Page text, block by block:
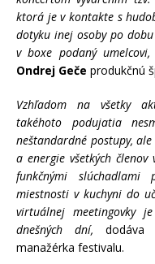
ktorá je v kontakte s
dotyku inej osoby po
v boxe podaný
Ondrej Geče produkčnú
Vzhľadom na všetky
takéhoto podujatia
neštandardné postupy,
a energie všetkých
funkčnými
miestnosti v kuchyni do
virtuálnej meetingovky
dnešných dní, dodáva
manažérka festivalu.